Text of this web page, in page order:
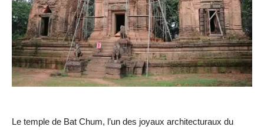
Le temple de Bat Chum, l’un des joyaux architecturaux du